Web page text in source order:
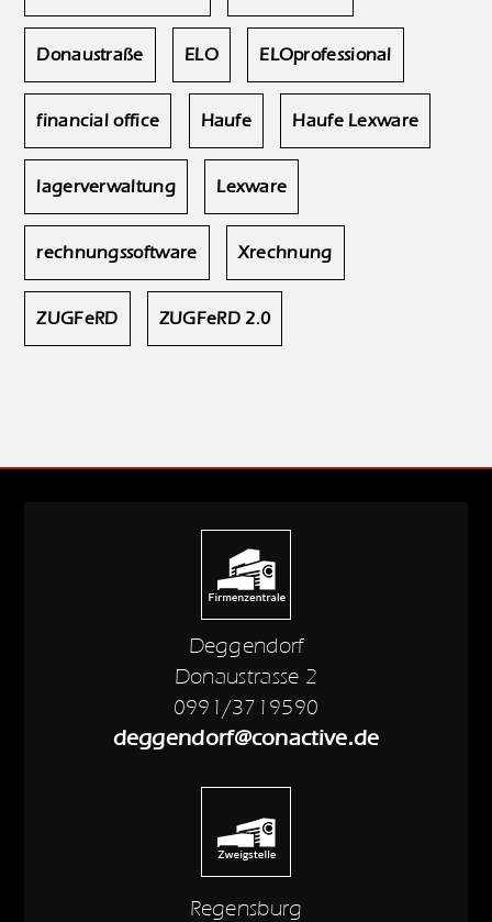
Donaustraße ELO ELOprofessional
financial office Haufe Haufe Lexware
lagerverwaltung Lexware
rechnungssoftware Xrechnung
ZUGFeRD ZUGFeRD 2.0
Deggendorf
Donaustrasse 2
0991/3719590
deggendorf@conactive.de
Regensburg